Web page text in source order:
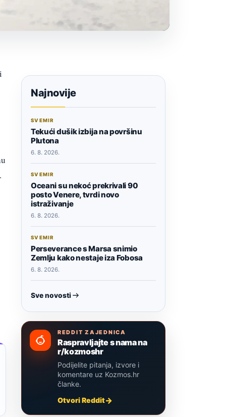
Najnovije
SVEMIR
Tekući dušik izbija na površinu
Plutona
6. 8. 2026.
SVEMIR
Oceani su nekoć prekrivali 90
posto Venere, tvrdi novo
istraživanje
6. 8. 2026.
SVEMIR
Perseverance s Marsa snimio
Zemlju kako nestaje iza Fobosa
6. 8. 2026.
Sve novosti
REDDIT ZAJEDNICA
Raspravljajte s nama na
r/kozmoshr
Podijelite pitanja, izvore i
komentare uz Kozmos.hr
članke.
Otvori Reddit